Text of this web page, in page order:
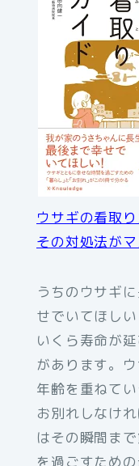
ウサギの看取
その対処法が
うちのウサギ
せでいてほしい
いくら寿命が
があります。
年齢を重ねて
お別れしなけ
はその瞬間ま
を過ごすため